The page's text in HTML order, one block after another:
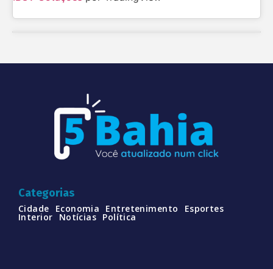
Categorias
Cidade Economia Entretenimento Esportes
Interior Notícias Política